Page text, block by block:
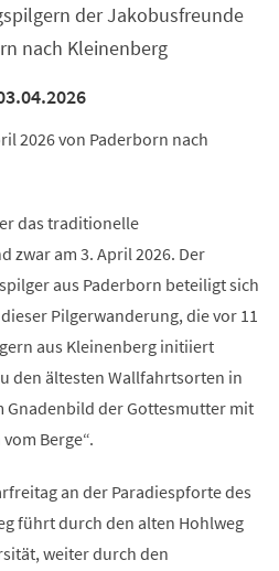
der Jakobusfreunde
nach Kleinenberg
2026 von Paderborn nach
das traditionelle
zwar am 3. April 2026. Der
aus Paderborn beteiligt sich
Pilgerwanderung, die vor 11
aus Kleinenberg initiiert
den ältesten Wallfahrtsorten in
Gnadenbild der Gottesmutter mit
Berge“.
an der Paradiespforte des
führt durch den alten Hohlweg
weiter durch den